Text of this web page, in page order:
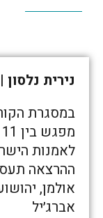
נירית
במסגרת
לאמנות
ההרצאה
אולמן,
אברג׳יל